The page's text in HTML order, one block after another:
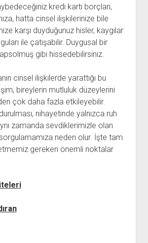
kredi kartı borçları,
hatta cinsel ilişkilerinize bile
karşı duyduğunuz hisler, kaygılar
ile çatışabilir. Duygusal bir
gibi hissedebilirsiniz.
cinsel ilişkilerde yarattığı bu
bireylerin mutluluk düzeylerini
çok daha fazla etkileyebilir.
nihayetinde yalnızca ruh
zamanda sevdiklerimizle olan
neden olur. İşte tam
gereken önemli noktalar